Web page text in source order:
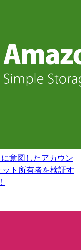
意図したアカウン
ト所有者を検証す